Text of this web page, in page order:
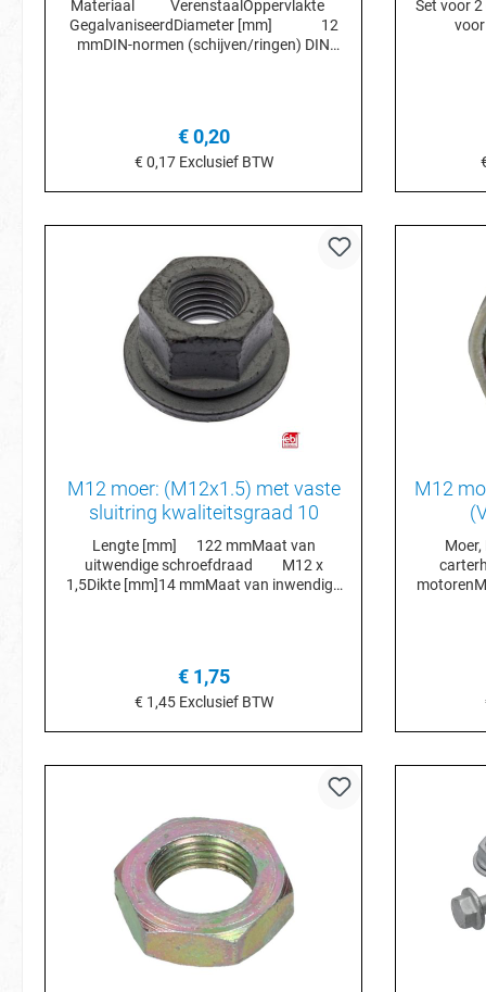
Materiaal VerenstaalOppervlakte
GegalvaniseerdDiameter [mm] 12
mmDIN-normen (schijven/ringen) DIN
€ 0,20
€ 0,17 Exclusief BTW
Set voor
M12 moer: (M12x1.5) met vaste
sluitring kwaliteitsgraad 10
Lengte [mm] 122 mmMaat van
uitwendige schroefdraad M12 x
1,5Dikte [mm]14 mmMaat van inwendige
€ 1,75
€ 1,45 Exclusief BTW
M12